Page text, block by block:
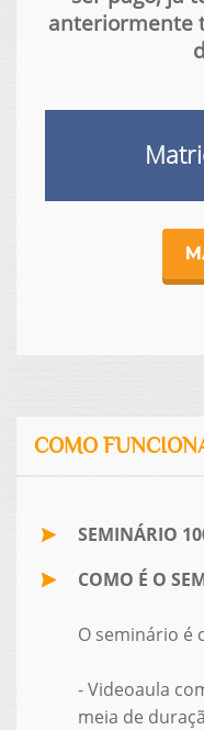
anteriormente
COMO
SEMINÁRIO
COMO É O
O seminário é
- Videoaula
meia de